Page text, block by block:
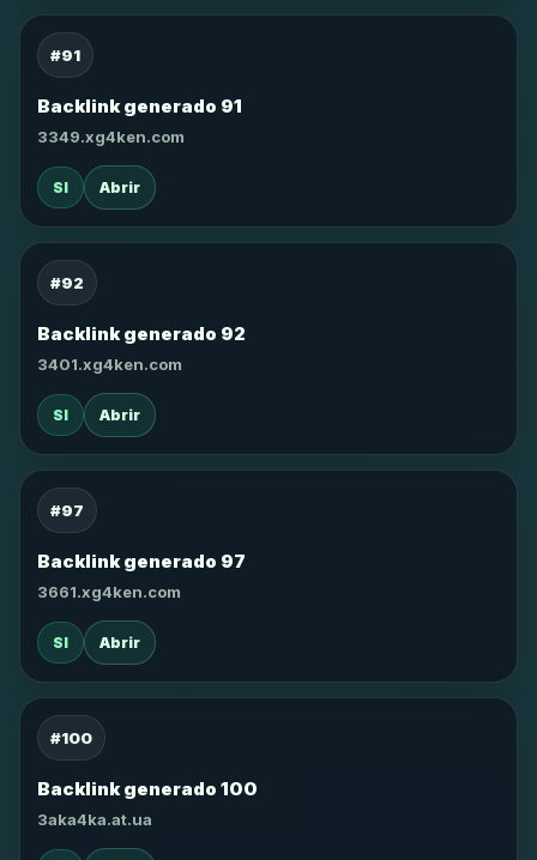
#91
Backlink generado 91
3349.xg4ken.com
SI Abrir
#92
Backlink generado 92
3401.xg4ken.com
SI Abrir
#97
Backlink generado 97
3661.xg4ken.com
SI Abrir
#100
Backlink generado 100
3aka4ka.at.ua